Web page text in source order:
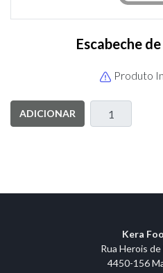
Escabeche
Produto
ADICIONAR
Kera
Rua Herois
4450-156